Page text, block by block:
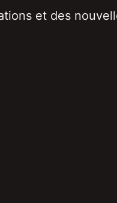
et des